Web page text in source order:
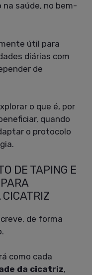
saúde, no bem-
útil para
diárias com
de
o que é, por
quando
o protocolo
DE TAPING E
de forma
como cada
da cicatriz,